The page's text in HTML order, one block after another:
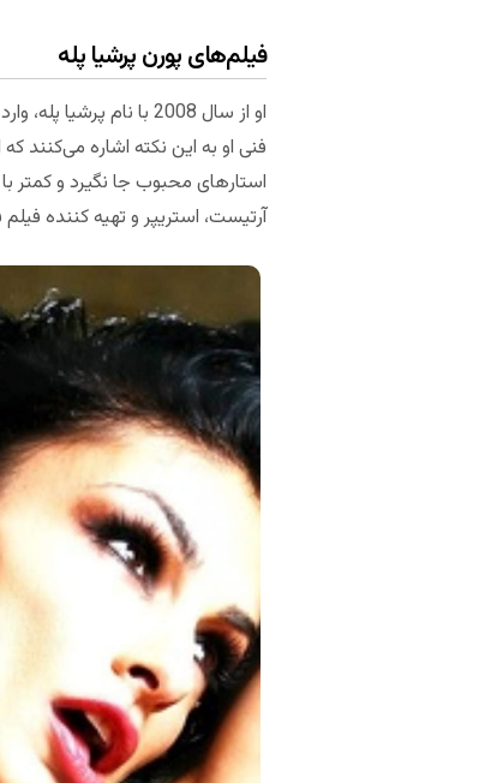
فیلم‌های پورن پرشیا پله
فنی او به این نکته اشاره می‌کنند
استارهای محبوب جا نگیرد و کمتر
آرتیست، استریپر و تهیه کننده